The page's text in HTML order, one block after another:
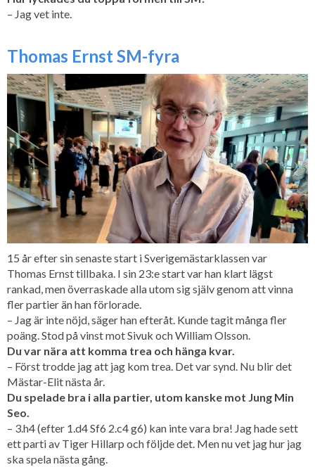
– Jag vet inte.
Thomas Ernst SM-fyra
15 år efter sin senaste start i Sverigemästarklassen var
Thomas Ernst tillbaka. I sin 23:e start var han klart lägst
rankad, men överraskade alla utom sig själv genom att vinna
fler partier än han förlorade.
– Jag är inte nöjd, säger han efteråt. Kunde tagit många fler
poäng. Stod på vinst mot Sivuk och William Olsson.
Du var nära att komma trea och hänga kvar.
– Först trodde jag att jag kom trea. Det var synd. Nu blir det
Mästar-Elit nästa år.
Du spelade bra i alla partier, utom kanske mot Jung Min
Seo.
– 3.h4 (efter 1.d4 Sf6 2.c4 g6) kan inte vara bra! Jag hade sett
ett parti av Tiger Hillarp och följde det. Men nu vet jag hur jag
ska spela nästa gång.